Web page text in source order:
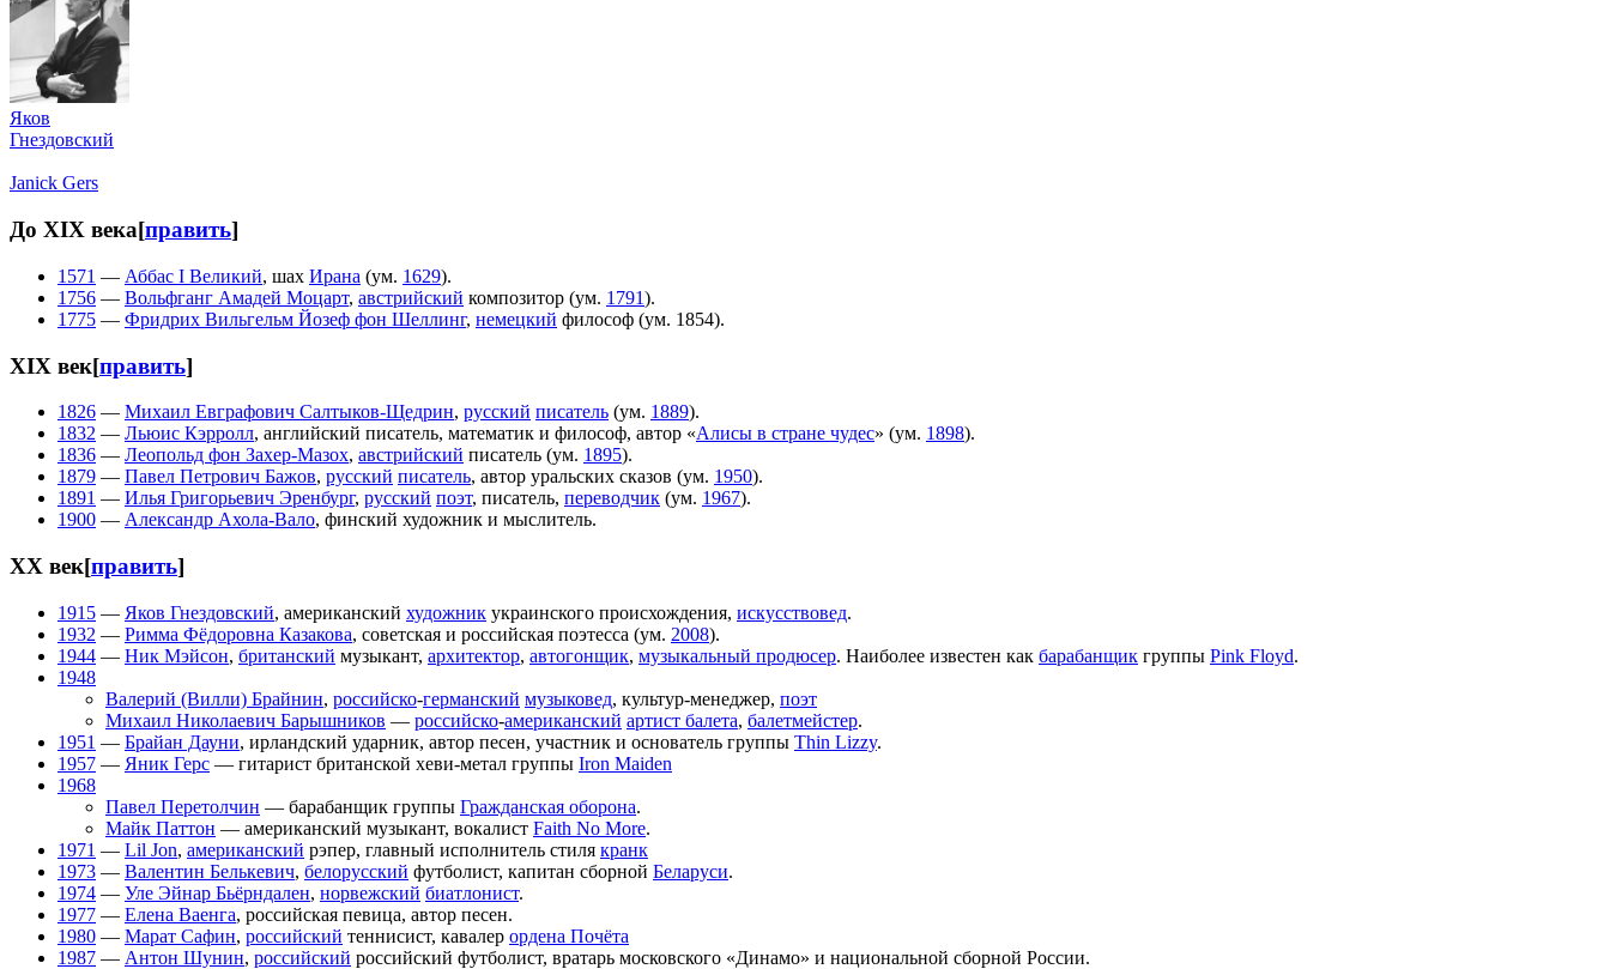
Яков
Гнездовский
Janick Gers
До XIX века[править]
1571 — Аббас I Великий, шах Ирана (ум. 1629).
1756 — Вольфганг Амадей Моцарт, австрийский композитор (ум. 1791).
1775 — Фридрих Вильгельм Йозеф фон Шеллинг, немецкий философ (ум. 1854).
XIX век[править]
1826 — Михаил Евграфович Салтыков-Щедрин, русский писатель (ум. 1889).
1832 — Льюис Кэрролл, английский писатель, математик и философ, автор «Алисы в стране чудес» (ум. 1898).
1836 — Леопольд фон Захер-Мазох, австрийский писатель (ум. 1895).
1879 — Павел Петрович Бажов, русский писатель, автор уральских сказов (ум. 1950).
1891 — Илья Григорьевич Эренбург, русский поэт, писатель, переводчик (ум. 1967).
1900 — Александр Ахола-Вало, финский художник и мыслитель.
XX век[править]
1915 — Яков Гнездовский, американский художник украинского происхождения, искусствовед.
1932 — Римма Фёдоровна Казакова, советская и российская поэтесса (ум. 2008).
1944 — Ник Мэйсон, британский музыкант, архитектор, автогонщик, музыкальный продюсер. Наиболее известен как барабанщик группы Pink Floyd.
1948
Валерий (Вилли) Брайнин, российско-германский музыковед, культур-менеджер, поэт
Михаил Николаевич Барышников — российско-американский артист балета, балетмейстер.
1951 — Брайан Дауни, ирландский ударник, автор песен, участник и основатель группы Thin Lizzy.
1957 — Яник Герс — гитарист британской хеви-метал группы Iron Maiden
1968
Павел Перетолчин — барабанщик группы Гражданская оборона.
Майк Паттон — американский музыкант, вокалист Faith No More.
1971 — Lil Jon, американский рэпер, главный исполнитель стиля кранк
1973 — Валентин Белькевич, белорусский футболист, капитан сборной Беларуси.
1974 — Уле Эйнар Бьёрндален, норвежский биатлонист.
1977 — Елена Ваенга, российская певица, автор песен.
1980 — Марат Сафин, российский теннисист, кавалер ордена Почёта
1987 — Антон Шунин, российский российский футболист, вратарь московского «Динамо» и национальной сборной России.